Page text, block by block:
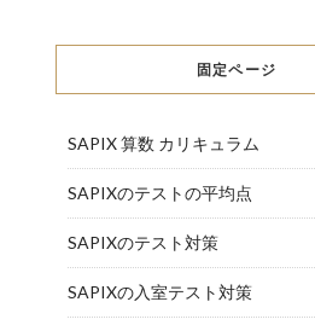
固定ページ
SAPIX 算数 カリキュラム
SAPIXのテストの平均点
SAPIXのテスト対策
SAPIXの入室テスト対策